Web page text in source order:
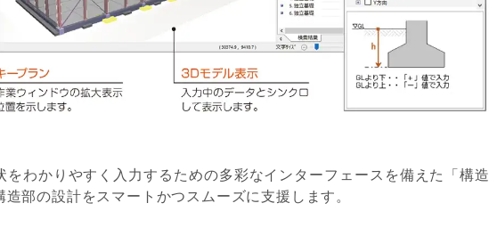
わかりやすく入力するための多彩なインターフェースを備えた「構造
部の設計をスマートかつスムーズに支援します。